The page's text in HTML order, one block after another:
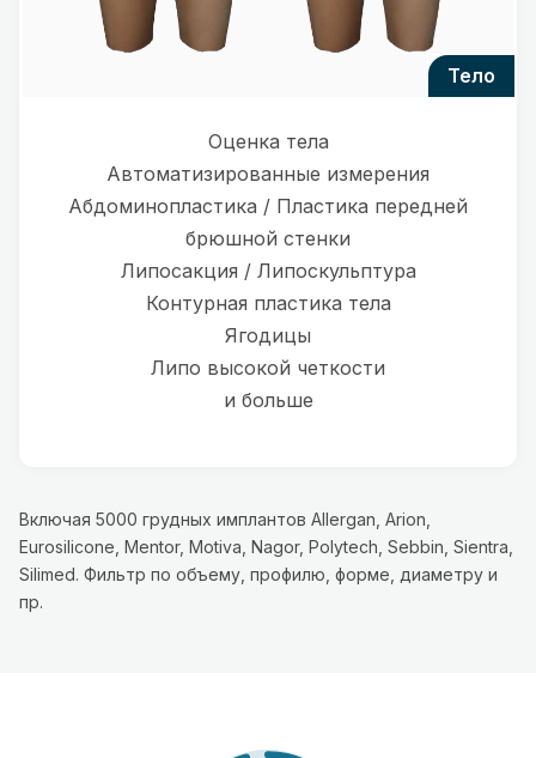
тело
Оценка тела
Автоматизированные измерения
Абдоминопластика / Пластика передней
брюшной стенки
Липосакция / Липоскульптура
Контурная пластика тела
Ягодицы
Липо высокой четкости
и больше
Включая 5000 грудных имплантов Allergan, Arion,
Eurosilicone, Mentor, Motiva, Nagor, Polytech, Sebbin, Sientra,
Silimed. Фильтр по объему, профилю, форме, диаметру и
пр.